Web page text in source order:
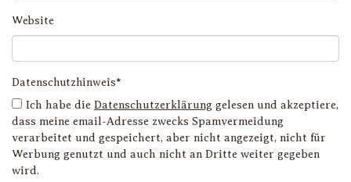
Website
Datenschutzhinweis*
Ich habe die Datenschutzerklärung gelesen und akzeptiere,
dass meine email-Adresse zwecks Spamvermeidung
verarbeitet und gespeichert, aber nicht angezeigt, nicht für
Werbung genutzt und auch nicht an Dritte weiter gegeben
wird.